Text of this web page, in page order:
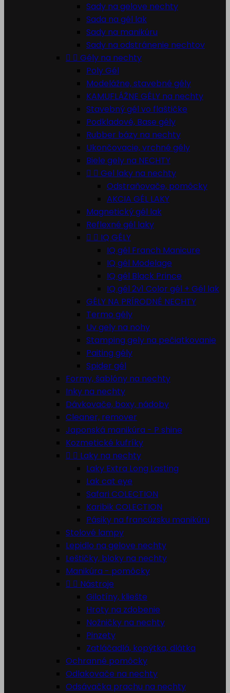
Sady na gelove nechty
Sada na gél lak
Sady na manikúru
Sady na odstránenie nechtov
  Gély na nechty
Poly Gél
Modelážne, stavebné gély
KAMUFLÁŽNE GÉLY na nechty
Stavebný gél vo flaštičke
Podkladové, Base gély
Rubber bázy na nechty
Ukončovacie, vrchné gély
Biele gely na NECHTY
  Gel laky na nechty
Odstraňovače, pomôcky
AKCIA GÉL LAKY
Magnetický gél lak
Reflexné gél laky
  IQ GÉLY
IQ gél Franch Manicure
IQ gél Modelage
IQ gél Black Prince
IQ gél 2v1 Color gél + Gél lak
GÉLY NA PRÍRODNÉ NECHTY
Termo gély
Uv gely na nohy
Stamping gely na pečiatkovanie
Paiting gély
Spider gél
Formy, šablóny na nechty
Inky na nechty
Dávkovače, boxy, nádoby
Cleaner, remover
Japonská manikúra - P shine
Kozmetické kufríky
  Laky na nechty
Laky Extra Long Lasting
Lak cat eye
Safari COLECTION
Karibik COLECTION
Pásiky na francúzsku manikúru
Stolové lampy
Lepidlo na gelove nechty
Leštičky, bloky na nechty
Manikúra - pomôcky
  Nástroje
Gilotíny, kliešte
Hroty na zdobenie
Nožničky na nechty
Pinzety
Zatláčadlá, kopýtka, dlátka
Ochranné pomôcky
Odlakovače na nechty
Odsávačka prachu na nechty